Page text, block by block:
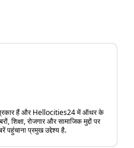
पत्रकार हैं और Hellocities24 में ऑथर के
शिक्षा, रोजगार और सामाजिक मुद्दों पर
प्रमुख उद्देश्य है.